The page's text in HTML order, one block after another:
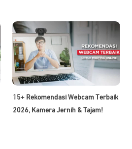
15+ Rekomendasi Webcam Terbaik
2026, Kamera Jernih & Tajam!